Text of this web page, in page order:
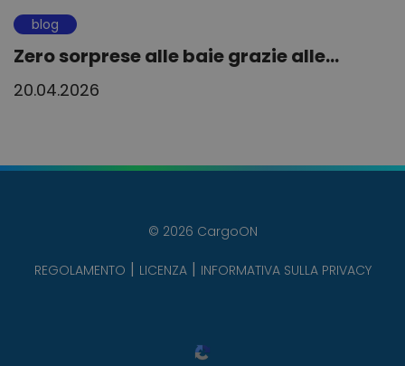
blog
Zero sorprese alle baie grazie alle...
20.04.2026
© 2026 CargoON
REGOLAMENTO LICENZA INFORMATIVA SULLA PRIVACY